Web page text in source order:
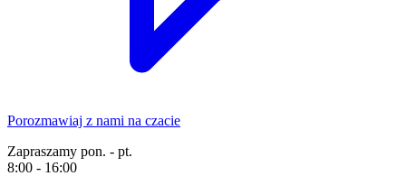
Porozmawiaj z nami na czacie
Zapraszamy pon. - pt.
8:00 - 16:00